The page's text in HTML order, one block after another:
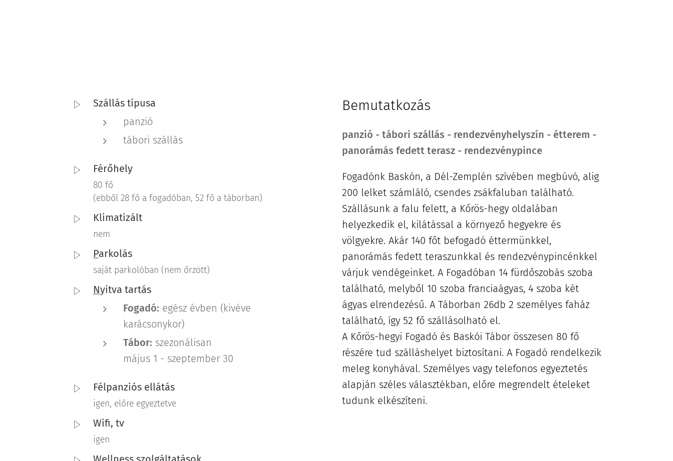
Szállás típusa
panzió
tábori szállás
Férőhely
80 fő
(ebből 28 fő a fogadóban, 52 fő a táborban)
Klimatizált
nem
Parkolás
saját parkolóban (nem őrzött)
Nyitva tartás
Fogadó: egész évben (kivéve
karácsonykor)
Tábor: szezonálisan
május 1 - szeptember 30
Félpanziós ellátás
igen, előre egyeztetve
Wifi, tv
igen
Bemutatkozás
panzió - tábori szállás - rendezvényhelyszín - étterem -
panorámás fedett terasz - rendezvénypince
Fogadónk Baskón, a Dél-Zemplén szívében megbúvó, alig
200 lelket számláló, csendes zsákfaluban található.
Szállásunk a falu felett, a Kőrös-hegy oldalában
helyezkedik el, kilátással a környező hegyekre és
völgyekre. Akár 140 főt befogadó éttermünkkel,
panorámás fedett teraszunkkal és rendezvénypincénkkel
várjuk vendégeinket. A Fogadóban 14 fürdőszobás szoba
található, melyből 10 szoba franciaágyas, 4 szoba két
ágyas elrendezésű. A Táborban 26db 2 személyes faház
található, így 52 fő szállásolható el.
A Kőrös-hegyi Fogadó és Baskói Tábor összesen 80 fő
részére tud szálláshelyet biztosítani. A Fogadó rendelkezik
meleg konyhával. Személyes vagy telefonos egyeztetés
alapján széles választékban, előre megrendelt ételeket
tudunk elkészíteni.